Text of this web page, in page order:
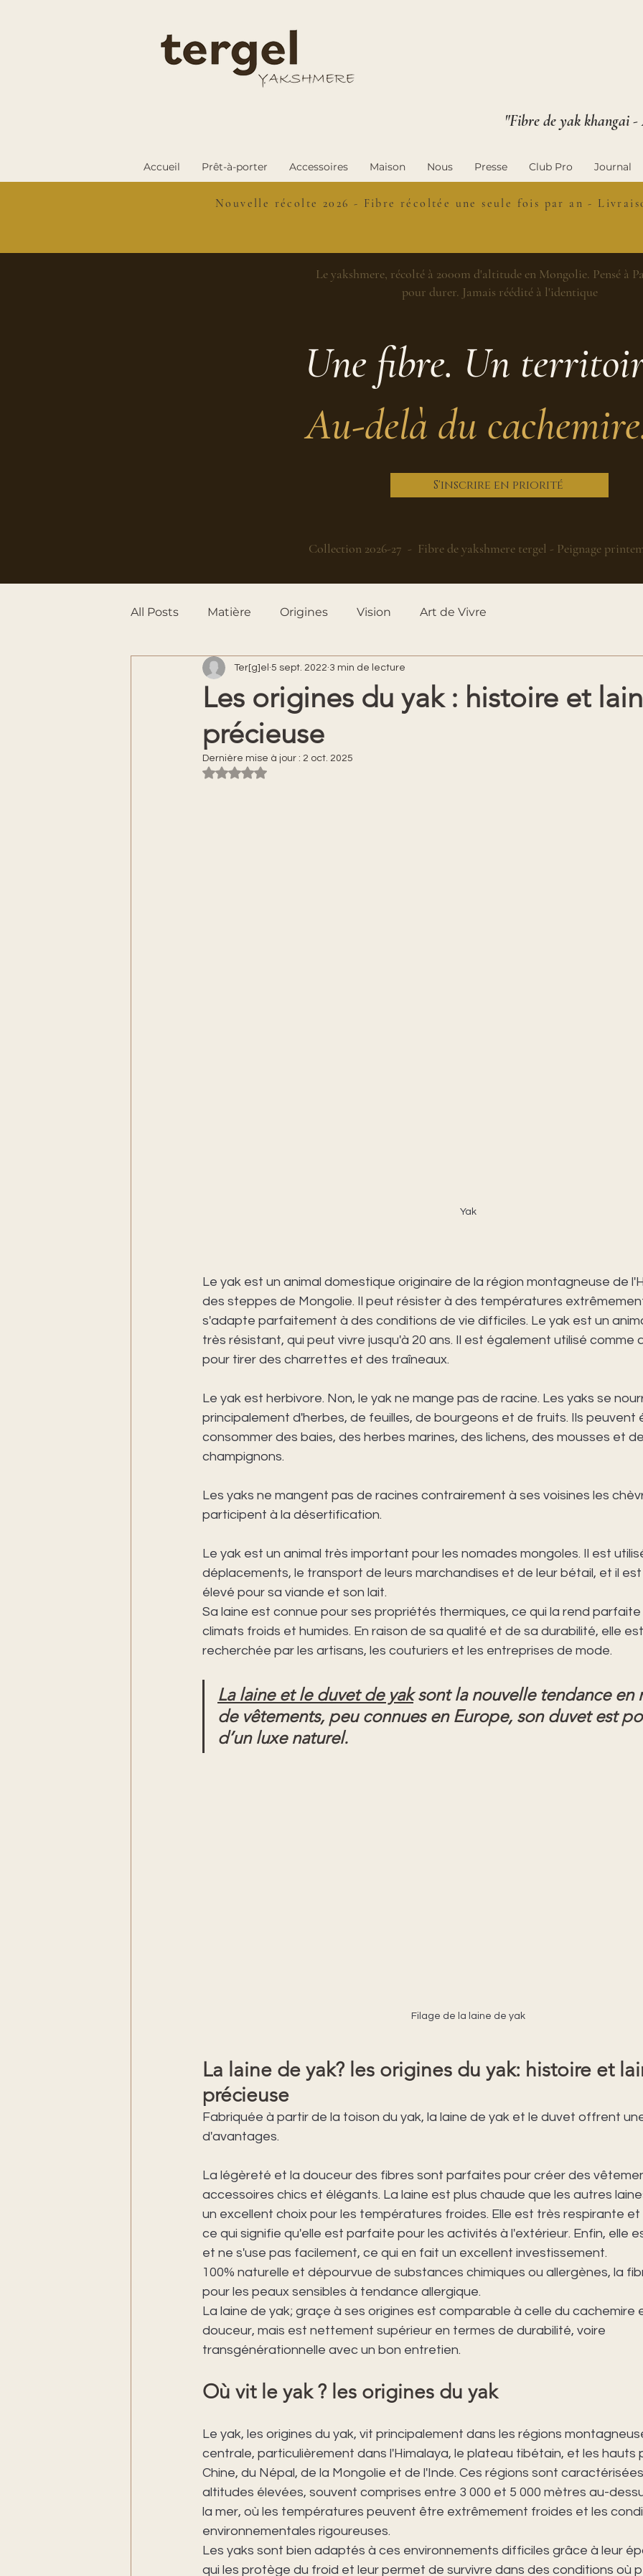
"Fibre de yak khangai
Accueil Prêt-à-porter Accessoires Maison Nous Presse Club Pro Journal
Nouvelle récolte 2026 - Fibre récoltée une seule fois par an -
Le yakshmere, récolté à 2000m d'altitude en Mongolie. Pensé à
pour durer. Jamais réédité à l'identique
Une fibre. Un
Au-delà du
S'inscrire en priorité
Collection 2026-27 - Fibre de yakshmere tergel - Peignage
All Posts Matière Origines Vision Art de Vivre
Les origines du yak : histoire et
précieuse
Ter[g]el 5 sept. 2022 3 min de lecture
Dernière mise à jour : 2 oct. 2025
Noté NaN étoiles sur 5.
Yak
Le yak est un animal domestique originaire de la région montagneuse de
des steppes de Mongolie. Il peut résister à des températures
s'adapte parfaitement à des conditions de vie difficiles. Le yak est un
très résistant, qui peut vivre jusqu'à 20 ans. Il est également utilisé comme
pour tirer des charrettes et des traîneaux.
Le yak est herbivore. Non, le yak ne mange pas de racine. Les yaks se
principalement d'herbes, de feuilles, de bourgeons et de fruits. Ils
consommer des baies, des herbes marines, des lichens, des mousses et
champignons.
Les yaks ne mangent pas de racines contrairement à ses voisines les
participent à la désertification.
Le yak est un animal très important pour les nomades mongoles. Il est
déplacements, le transport de leurs marchandises et de leur bétail, et il
élevé pour sa viande et son lait.
Sa laine est connue pour ses propriétés thermiques, ce qui la rend
climats froids et humides. En raison de sa qualité et de sa durabilité, elle
recherchée par les artisans, les couturiers et les entreprises de mode.
La laine et le duvet de yak sont la nouvelle tendance en
de vêtements, peu connues en Europe, son duvet est
d’un luxe naturel.
Filage de la laine de yak
La laine de yak? les origines du yak: histoire et
précieuse
Fabriquée à partir de la toison du yak, la laine de yak et le duvet offrent
d'avantages.
La légèreté et la douceur des fibres sont parfaites pour créer des
accessoires chics et élégants. La laine est plus chaude que les autres
un excellent choix pour les températures froides. Elle est très respirante
ce qui signifie qu'elle est parfaite pour les activités à l'extérieur. Enfin, elle
et ne s'use pas facilement, ce qui en fait un excellent investissement.
100% naturelle et dépourvue de substances chimiques ou allergènes, la
pour les peaux sensibles à tendance allergique.
La laine de yak; graçe à ses origines est comparable à celle du cachemire
douceur, mais est nettement supérieur en termes de durabilité, voire
transgénérationnelle avec un bon entretien.
Où vit le yak ? les origines du yak
Le yak, les origines du yak, vit principalement dans les régions
centrale, particulièrement dans l'Himalaya, le plateau tibétain, et les hauts
Chine, du Népal, de la Mongolie et de l'Inde. Ces régions sont
altitudes élevées, souvent comprises entre 3 000 et 5 000 mètres au-
la mer, où les températures peuvent être extrêmement froides et les
environnementales rigoureuses.
Les yaks sont bien adaptés à ces environnements difficiles grâce à leur
qui les protège du froid et leur permet de survivre dans des conditions où